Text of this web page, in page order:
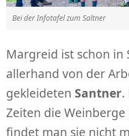
Bei der Infotafel zum Saltner
Margreid ist schon in
allerhand von der
gekleideten Santner.
Zeiten die
findet man sie nicht